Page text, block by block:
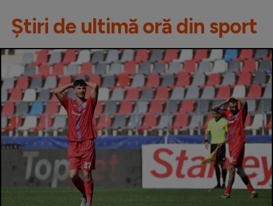
Știri de ultimă oră din sport